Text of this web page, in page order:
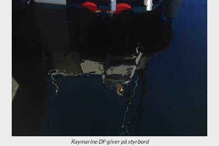
Raymarine DF-giver på styrbord